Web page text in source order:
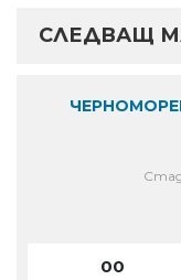
СЛЕДВАЩ
00